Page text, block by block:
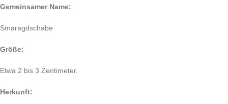
Gemeinsamer Name:
Smaragdschabe
Größe:
Etwa 2 bis 3 Zentimeter.
Herkunft: